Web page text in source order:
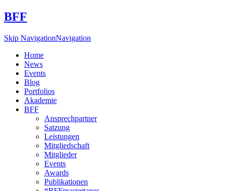
BFF
Skip NavigationNavigation
Home
News
Events
Blog
Portfolios
Akademie
BFF
Ansprechpartner
Satzung
Leistungen
Mitgliedschaft
Mitglieder
Events
Awards
Publikationen